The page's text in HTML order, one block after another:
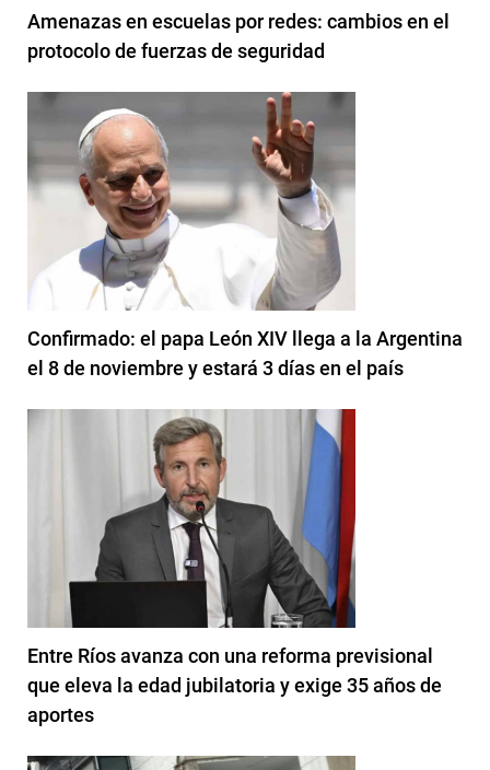
Amenazas en escuelas por redes: cambios en el
protocolo de fuerzas de seguridad
Confirmado: el papa León XIV llega a la Argentina
el 8 de noviembre y estará 3 días en el país
Entre Ríos avanza con una reforma previsional
que eleva la edad jubilatoria y exige 35 años de
aportes